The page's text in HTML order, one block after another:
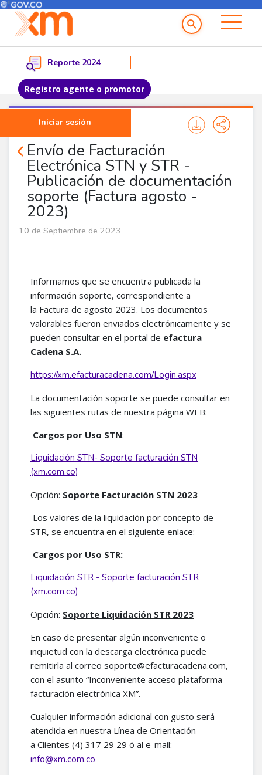
Pasar al contenido principal
Menú del Usuario
Reporte 2024
Registro agente o promotor
Iniciar sesión
Menu principal
Envío de Facturación
Electrónica STN y STR -
Publicación de documentación
soporte (Factura agosto -
2023)
Noticias Agentes
10 de Septiembre de 2023
Informamos que se encuentra publicada la
información soporte, correspondiente a
la Factura de agosto 2023. Los documentos
valorables fueron enviados electrónicamente y se
pueden consultar en el portal de efactura
Cadena S.A.
https://xm.efacturacadena.com/Login.aspx
La documentación soporte se puede consultar en
las siguientes rutas de nuestra página WEB:
Cargos por Uso STN:
Liquidación STN- Soporte facturación STN
(xm.com.co)
Opción: Soporte Facturación STN 2023
Los valores de la liquidación por concepto de
STR, se encuentra en el siguiente enlace:
Cargos por Uso STR:
Liquidación STR - Soporte facturación STR
(xm.com.co)
Opción: Soporte Liquidación STR 2023
En caso de presentar algún inconveniente o
inquietud con la descarga electrónica puede
remitirla al correo soporte@efacturacadena.com,
con el asunto “Inconveniente acceso plataforma
facturación electrónica XM”.
Cualquier información adicional con gusto será
atendida en nuestra Línea de Orientación
a Clientes (4) 317 29 29 ó al e-mail:
info@xm.com.co